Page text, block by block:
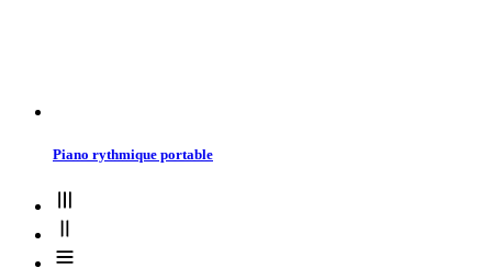
Piano rythmique portable